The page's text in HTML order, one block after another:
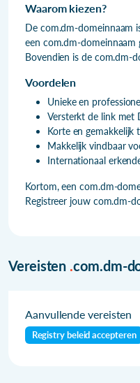
Waarom kiezen?
De com.dm-domeinnaam
een com.dm-domeinnaam
Bovendien is de com.dm-
Voordelen
Unieke en
Versterkt de link met
Korte en
Makkelijk vindbaar
Internationaal
Kortom, een com.dm-
Registreer jouw com.dm-
Vereisten .com.dm-
Aanvullende vereisten
Registry beleid accepteren